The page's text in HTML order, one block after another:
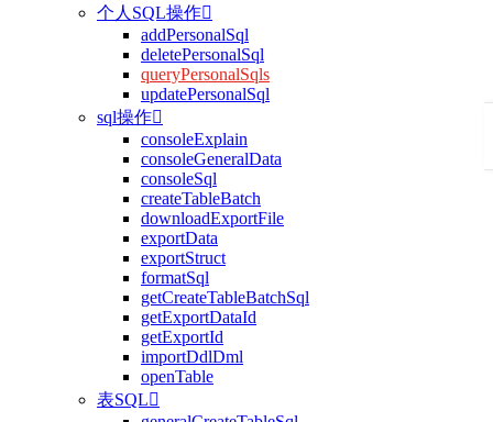
个人SQL操作
addPersonalSql
deletePersonalSql
queryPersonalSqls
updatePersonalSql
sql操作
consoleExplain
consoleGeneralData
consoleSql
createTableBatch
downloadExportFile
exportData
exportStruct
formatSql
getCreateTableBatchSql
getExportDataId
getExportId
importDdlDml
openTable
表SQL